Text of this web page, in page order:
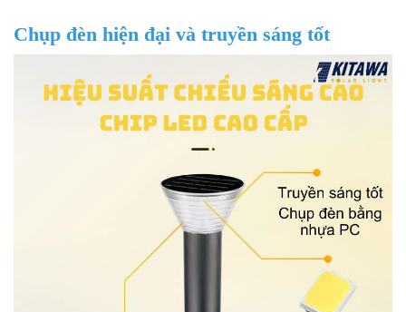
Chụp đèn hiện đại và truyền sáng tốt